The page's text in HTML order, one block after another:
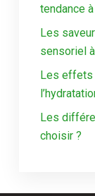
tendance
Les
sensoriel
Les effets
Les
choisir ?